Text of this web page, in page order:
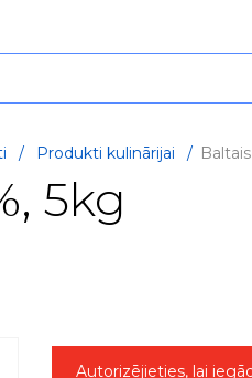
/ Produkti kulinārijai /
5kg
Autorizējieties, lai